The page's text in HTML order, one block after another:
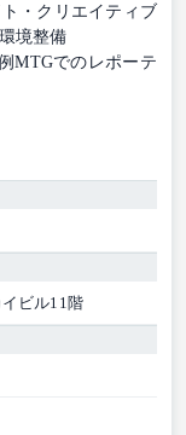
・クリエイティブ
境整備
MTGでのレポーテ
ビル11階